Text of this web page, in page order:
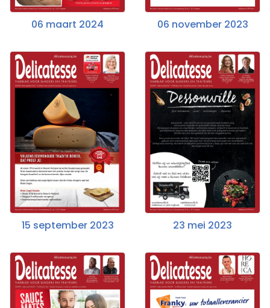
06 maart 2024 06 november 2023
15 september 2023 23 mei 2023